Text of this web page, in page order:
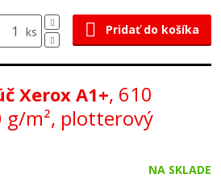
ks Pridať do košíka
Xerox A1+, 610
g/m², plotterový
NA SKLADE